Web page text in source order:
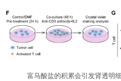
富马酸盐的积累会引发肾透明